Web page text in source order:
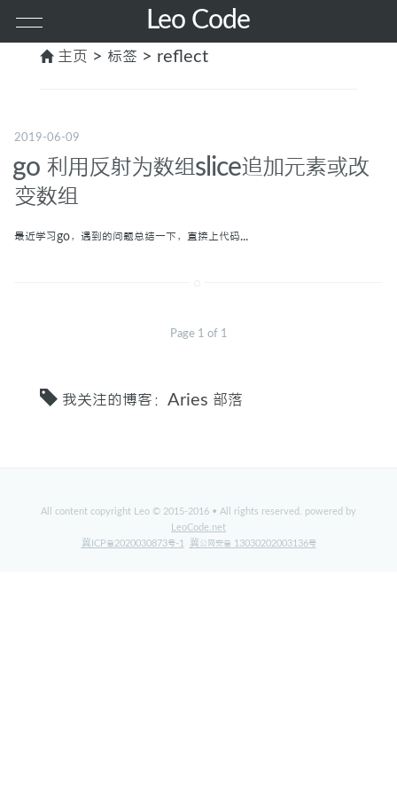
Leo Code
其他
PHP
前端
GO
主页 > 标签 > reflect
2019-06-09
go 利用反射为数组slice追加元素或改
变数组
最近学习go，遇到的问题总结一下，直接上代码...
Page 1 of 1
我关注的博客： Aries 部落
All content copyright Leo © 2015-2016 • All rights reserved. powered by
LeoCode.net
冀ICP备2020030873号-1
冀公网安备 13030202003136号